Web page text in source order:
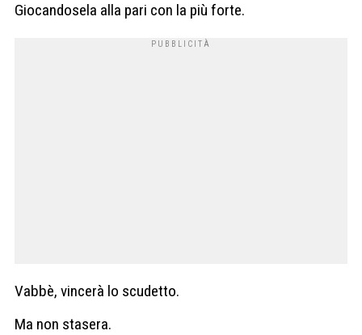
Giocandosela alla pari con la più forte.
Vabbè, vincerà lo scudetto.
Ma non stasera.